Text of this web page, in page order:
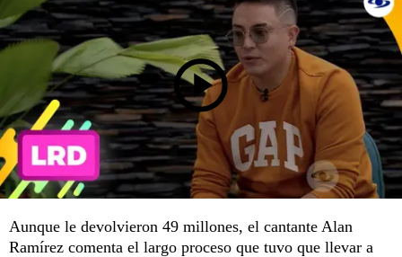
Aunque le devolvieron 49 millones, el cantante Alan
Ramírez comenta el largo proceso que tuvo que llevar a